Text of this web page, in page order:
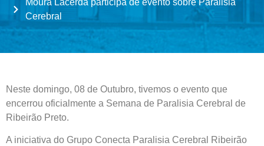
Cerebral
Neste domingo, 08 de Outubro, tivemos o evento que
encerrou oficialmente a Semana de Paralisia Cerebral de
Ribeirão Preto.
A iniciativa do Grupo Conecta Paralisia Cerebral Ribeirão